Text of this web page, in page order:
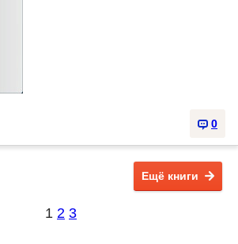
0
Ещё книги
1 2 3